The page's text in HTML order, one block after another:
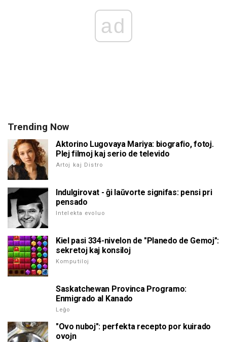
ad
Trending Now
Aktorino Lugovaya Mariya: biografio, fotoj.
Plej filmoj kaj serio de televido
Artoj kaj Distro
Indulgirovat - ĝi laŭvorte signifas: pensi pri
pensado
Intelekta evoluo
Kiel pasi 334-nivelon de "Planedo de Gemoj":
sekretoj kaj konsiloj
Komputiloj
Saskatchewan Provinca Programo:
Enmigrado al Kanado
Leĝo
"Ovo nuboj": perfekta recepto por kuirado
ovojn